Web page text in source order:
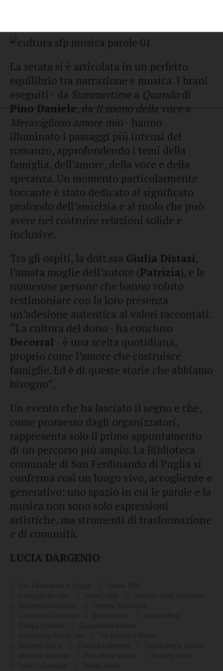
La serata si è articolata in un perfetto
equilibrio tra narrazione e musica. I brani
eseguiti - da Summertime a Quando di
Pino Daniele, da Il suono della voce a
Meraviglioso amore mio- hanno
illuminato i passaggi più intensi del
romanzo, approfondendo i temi della
famiglia, dell’amore, della voce e della
speranza. Un momento particolarmente
toccante è stato dedicato al significato
profondo dell’amicizia e al ruolo che può
avere nel costruire relazioni solide e
inclusive.
Tra gli ospiti, la dott.ssa Giulia Distasi,
l’amata moglie dell’autore (Patrizia), e le
numerose persone che hanno voluto
testimoniare con la loro presenza
un’adesione autentica ai valori raccontati.
“La cultura del dono - ha concluso
Decorral - è una scelta quotidiana,
proprio come l’amore che costruisce
famiglie. Ed è di queste storie che abbiamo
bisogno”.
Un evento che ha lasciato il segno e che,
come promesso dagli organizzatori,
rappresenta solo il primo appuntamento
di un percorso più ampio. La Biblioteca
comunale di San Ferdinando di Puglia si
conferma così un luogo vivo, accogliente e
generativo: uno spazio in cui le parole e la
musica non sono solo espressioni
artistiche, ma strumenti di trasformazione
e di comunità.
LUCIA DARGENIO